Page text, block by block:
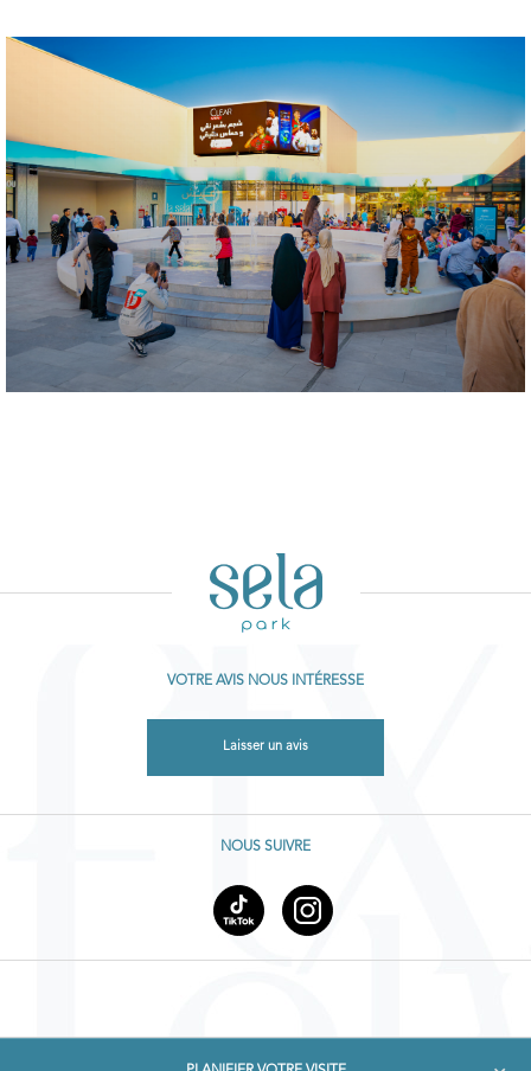
VOTRE AVIS NOUS INTÉRESSE
Laisser un avis
NOUS SUIVRE